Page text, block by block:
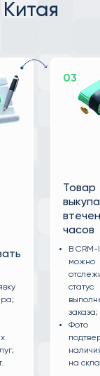
03
Товар
часов
В CRM-
можно
статус
заказа;
Фото
на